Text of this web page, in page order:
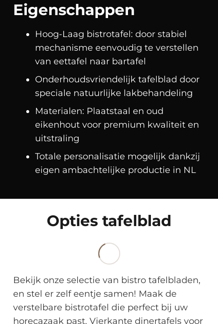
Eigenschappen
Hoog-Laag bistrotafel: door stabiel
mechanisme eenvoudig te verstellen
van eettafel naar bartafel
Onderhoudsvriendelijk tafelblad door
speciale natuurlijke lakbehandeling
Materialen: Plaatstaal en oud
eikenhout voor premium kwaliteit en
uitstraling
Totale personalisatie mogelijk dankzij
eigen ambachtelijke productie in NL
Opties tafelblad
Bekijk onze selectie van bistro tafelbladen,
en stel er zelf eentje samen! Maak de
verstelbare bistrotafel die perfect bij uw
horecazaak past. Vierkante dinertafels voor